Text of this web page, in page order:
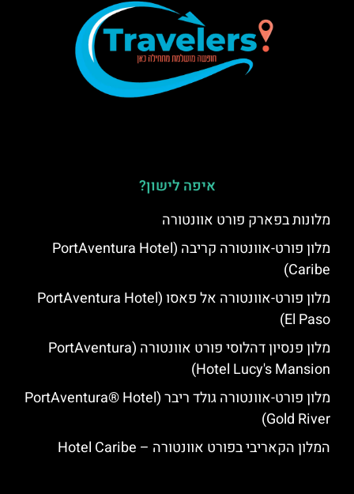
איפה לישון?
מלונות בפארק פורט אוונטורה
מלון פורט-אוונטורה קריבה (PortAventura Hotel
Caribe)
מלון פורט-אוונטורה אל פאסו (PortAventura Hotel
El Paso)
מלון פנסיון דהלוסי פורט אוונטורה (PortAventura
Hotel Lucy's Mansion‬)
מלון פורט-אוונטורה גולד ריבר (PortAventura® Hotel
Gold River)
המלון הקאריבי בפורט אוונטורה – Hotel Caribe